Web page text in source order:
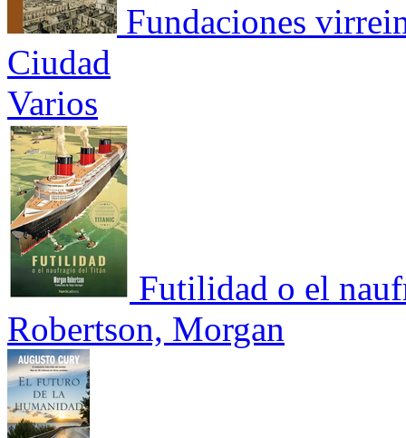
Fundaciones
Ciudad
Varios
Futilidad o el
Robertson, Morgan